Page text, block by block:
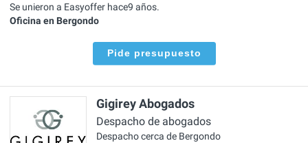
Se unieron a Easyoffer hace9 años.
Oficina en Bergondo
Pide presupuesto
Gigirey Abogados
Despacho de abogados
Despacho cerca de Bergondo